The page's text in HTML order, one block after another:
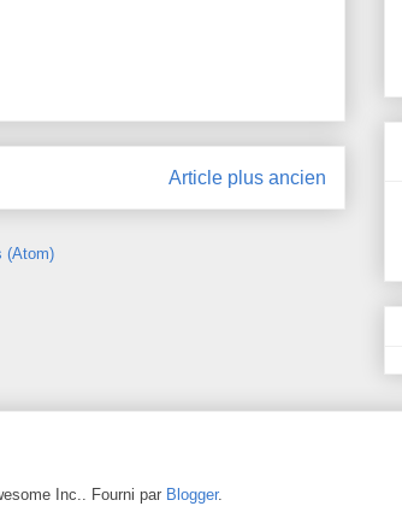
Article plus ancien
(Atom)
Inc.. Fourni par Blogger.